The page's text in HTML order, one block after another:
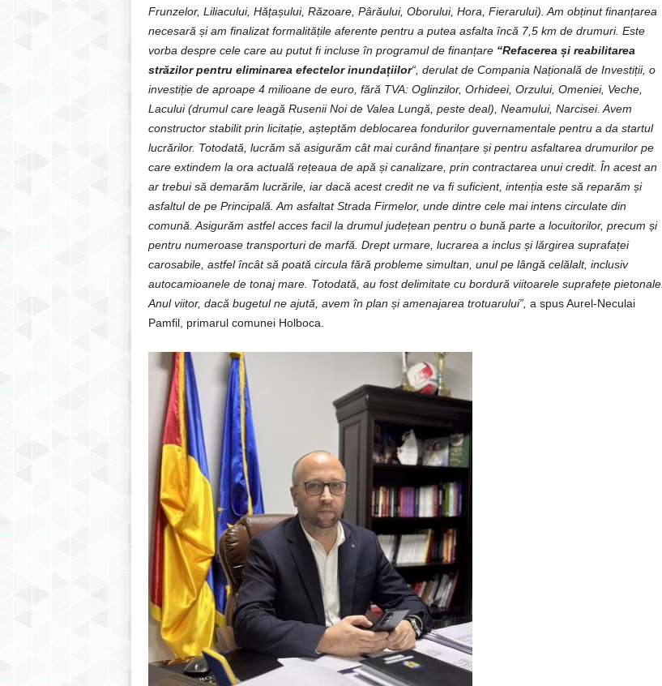
Frunzelor, Liliacului, Hățașului, Răzoare, Pârăului, Oborului, Hora, Fierarului). Am obținut finanțarea
necesară și am finalizat formalitățile aferente pentru a putea asfalta încă 7,5 km de drumuri. Este
vorba despre cele care au putut fi incluse în programul de finanțare “Refacerea și reabilitarea
străzilor pentru eliminarea efectelor inundațiilor“, derulat de Compania Națională de Investiții, o
investiție de aproape 4 milioane de euro, fără TVA: Oglinzilor, Orhideei, Orzului, Omeniei, Veche,
Lacului (drumul care leagă Rusenii Noi de Valea Lungă, peste deal), Neamului, Narcisei. Avem
constructor stabilit prin licitație, așteptăm deblocarea fondurilor guvernamentale pentru a da startul
lucrărilor. Totodată, lucrăm să asigurăm cât mai curând finanțare și pentru asfaltarea drumurilor pe
care extindem la ora actuală rețeaua de apă și canalizare, prin contractarea unui credit. În acest an
ar trebui să demarăm lucrările, iar dacă acest credit ne va fi suficient, intenția este să reparăm și
asfaltul de pe Principală. Am asfaltat Strada Firmelor, unde dintre cele mai intens circulate din
comună. Asigurăm astfel acces facil la drumul județean pentru o bună parte a locuitorilor, precum și
pentru numeroase transporturi de marfă. Drept urmare, lucrarea a inclus și lărgirea suprafaței
carosabile, astfel încât să poată circula fără probleme simultan, unul pe lângă celălalt, inclusiv
autocamioanele de tonaj mare. Totodată, au fost delimitate cu bordură viitoarele suprafețe pietonale.
Anul viitor, dacă bugetul ne ajută, avem în plan și amenajarea trotuarului”, a spus Aurel-Neculai
Pamfil, primarul comunei Holboca.